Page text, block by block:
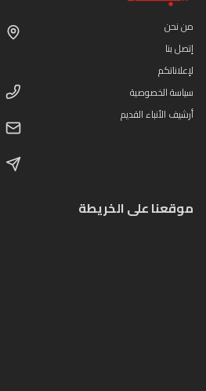
من نحن
إتصل بنا
لإعلاناتكم
سياسة الخصوصية
أرشيف الأنباء القديم
موقعنا على الخريطة